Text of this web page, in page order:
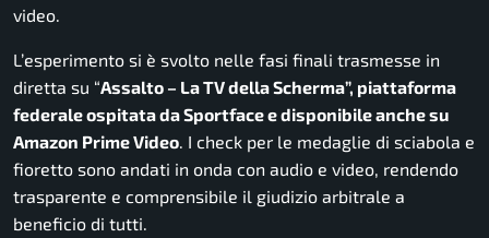
video.
L’esperimento si è svolto nelle fasi finali trasmesse in
diretta su “Assalto – La TV della Scherma”, piattaforma
federale ospitata da Sportface e disponibile anche su
Amazon Prime Video. I check per le medaglie di sciabola e
fioretto sono andati in onda con audio e video, rendendo
trasparente e comprensibile il giudizio arbitrale a
beneficio di tutti.